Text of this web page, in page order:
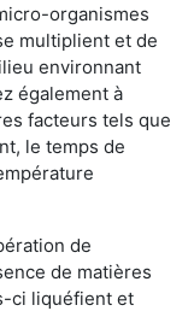
organismes
multiplient et de
environnant
également à
facteurs tels que
le temps de
de
de matières
ci liquéfient et